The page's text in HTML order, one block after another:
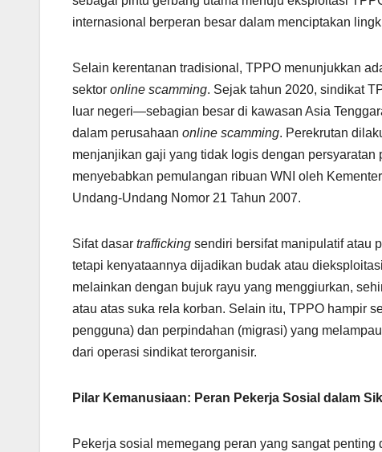
internasional berperan besar dalam menciptakan
Selain kerentanan tradisional, TPPO menunjukkan
sektor online scamming. Sejak tahun 2020, sindikat
luar negeri—sebagian besar di kawasan Asia
dalam perusahaan online scamming. Perekrutan
menjanjikan gaji yang tidak logis dengan
menyebabkan pemulangan ribuan WNI oleh
Undang-Undang Nomor 21 Tahun 2007.
Sifat dasar trafficking sendiri bersifat manipulatif atau
tetapi kenyataannya dijadikan budak atau
melainkan dengan bujuk rayu yang menggiurkan,
atau atas suka rela korban. Selain itu, TPPO hampir
pengguna) dan perpindahan (migrasi) yang
dari operasi sindikat terorganisir.
Pilar Kemanusiaan: Peran Pekerja Sosial dalam
Pekerja sosial memegang peran yang sangat